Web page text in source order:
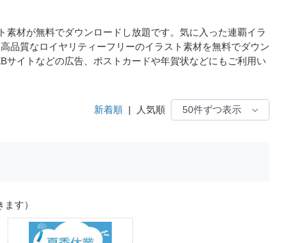
材が無料でダウンロードし放題です。気に入った連覇イラ
品質なロイヤリティーフリーのイラスト素材を無料でダウン
イトなどの広告、ポストカードや年賀状などにもご利用い
新着順 | 人気順
す）